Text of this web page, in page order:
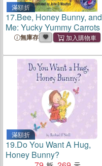
滿額折
17.Bee, Honey Bunny, and
Me: Yucky Yummy Carrots
無庫存
滿額折
19.Do You Want A Hug,
Honey Bunny?